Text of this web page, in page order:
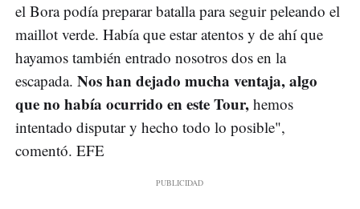
el Bora podía preparar batalla para seguir peleando el
maillot verde. Había que estar atentos y de ahí que
hayamos también entrado nosotros dos en la
escapada. Nos han dejado mucha ventaja, algo
que no había ocurrido en este Tour, hemos
intentado disputar y hecho todo lo posible",
comentó. EFE